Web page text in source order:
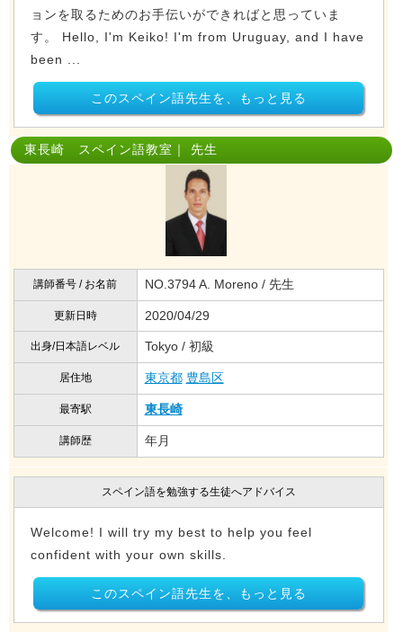
ョンを取るためのお手伝いができればと思っていま
す。 Hello, I'm Keiko! I'm from Uruguay, and I have
been ...
このスペイン語先生を、もっと見る
東長崎 スペイン語教室｜ 先生
講師番号 / お名前 NO.3794 A. Moreno / 先生
更新日時 2020/04/29
出身/日本語レベル Tokyo / 初級
居住地 東京都 豊島区
最寄駅 東長崎
講師歴 年月
スペイン語を勉強する生徒へアドバイス
Welcome! I will try my best to help you feel
confident with your own skills.
このスペイン語先生を、もっと見る